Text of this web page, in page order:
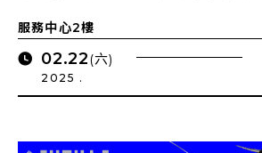
服務中心2樓
02.22(六)
2025 .